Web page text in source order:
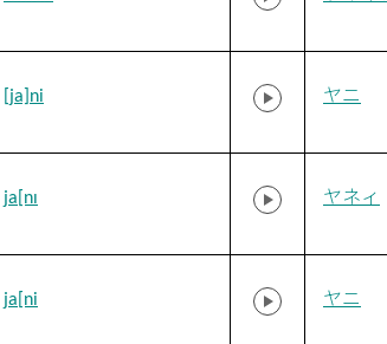
[ja]ni ヤニ
ja[nɪ ヤネィ
ja[ni ヤニ